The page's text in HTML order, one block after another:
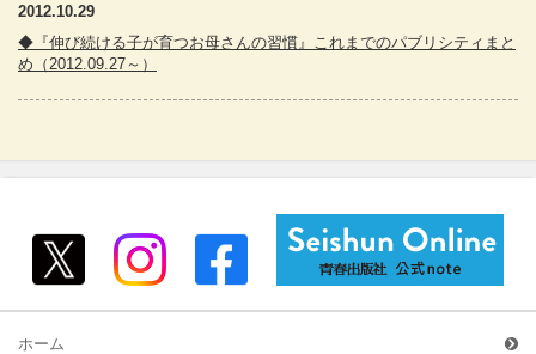
2012.10.29
◆『伸び続ける子が育つお母さんの習慣』これまでのパブリシティまと
め（2012.09.27～）
ホーム